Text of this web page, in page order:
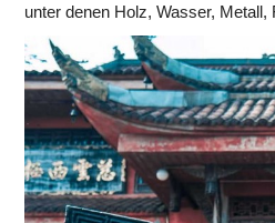
unter denen Holz, Wasser,